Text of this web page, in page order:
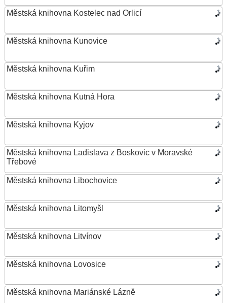
Městská knihovna Kostelec nad Orlicí
Městská knihovna Kunovice
Městská knihovna Kuřim
Městská knihovna Kutná Hora
Městská knihovna Kyjov
Městská knihovna Ladislava z Boskovic v Moravské
Třebové
Městská knihovna Libochovice
Městská knihovna Litomyšl
Městská knihovna Litvínov
Městská knihovna Lovosice
Městská knihovna Mariánské Lázně